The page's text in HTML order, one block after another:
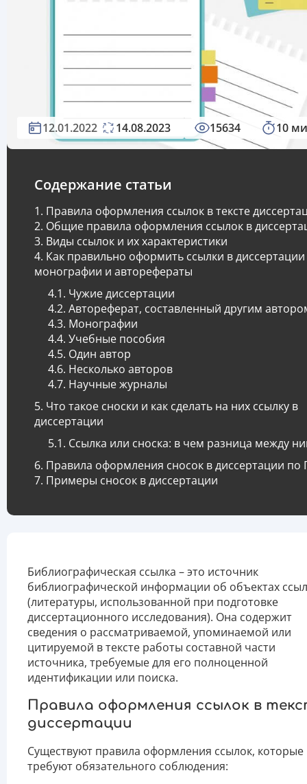
12.01.2022 14.08.2023 15634 10
Содержание статьи
Правила оформления ссылок в тексте
Общие правила оформления ссылок в
Виды ссылок и их характеристики
Как правильно оформить ссылки в
монографии и авторефераты
Чужие диссертации
Автореферат, составленный другим
Монографии
Учебные пособия
Один автор
Несколько авторов
Научные журналы
Что такое сноски и как сделать на них ссылку в
диссертации
Ссылка или сноска: в чем разница между
Правила оформления сносок в диссертации по
Примеры сносок в диссертации
Библиографическая ссылка – это источник
библиографической информации об объектах
(литературы, использованной при подготовке
диссертационного исследования). Она содержит
сведения о рассматриваемой, упоминаемой или
цитируемой в тексте работы составной части
источника, требуемые для его полноценной
идентификации или поиска.
Правила оформления ссылок в
диссертации
Существуют правила оформления ссылок, которые
требуют обязательного соблюдения: